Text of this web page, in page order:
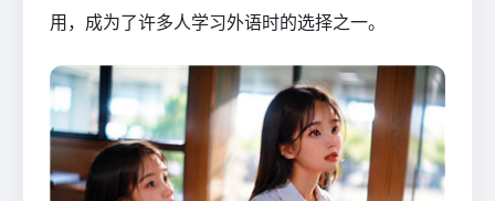
用，成为了许多人学习外语时的选择之一。